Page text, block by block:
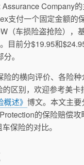
Company的
支付一个固定金额的
（车损险盗抢险），
目前分$19.95和
。
险的横向评价、各险
区别，欢迎参考美卡
概述》 博文。本文主
的保险赔偿
保险的对比。